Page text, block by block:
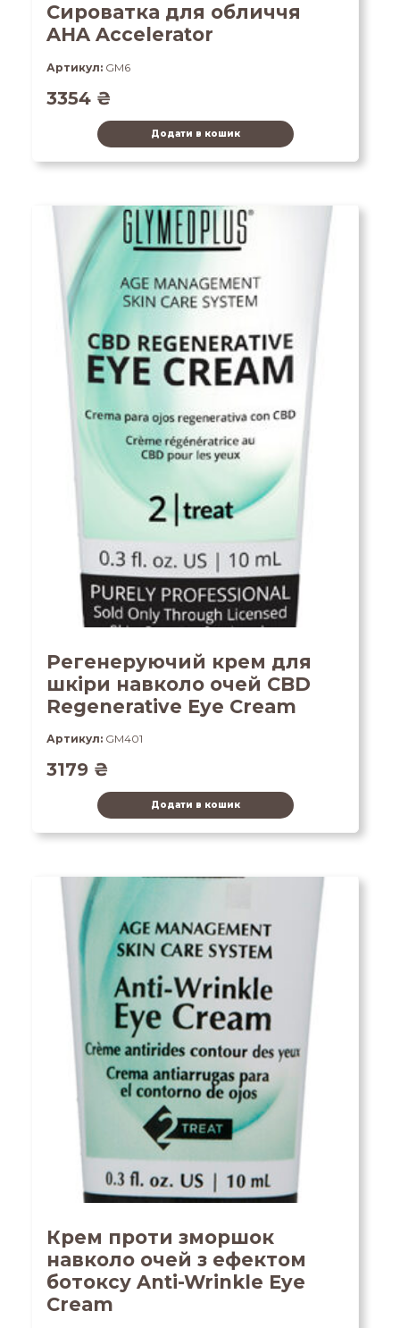
Сироватка для обличчя
AHA Accelerator
Артикул: GM6
3354 ₴
Додати в кошик
Регенеруючий крем для
шкіри навколо очей CBD
Regenerative Eye Cream
Артикул: GM401
3179 ₴
Додати в кошик
Крем проти зморшок
навколо очей з ефектом
ботоксу Anti-Wrinkle Eye
Cream